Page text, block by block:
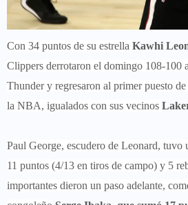
Con 34 puntos de su estrella Kawhi
Clippers derrotaron el domingo 108-100
Thunder y regresaron al primer puesto
la NBA, igualados con sus vecinos
Paul George, escudero de Leonard, tuvo
11 puntos (4/13 en tiros de campo) y 5
importantes dieron un paso adelante,